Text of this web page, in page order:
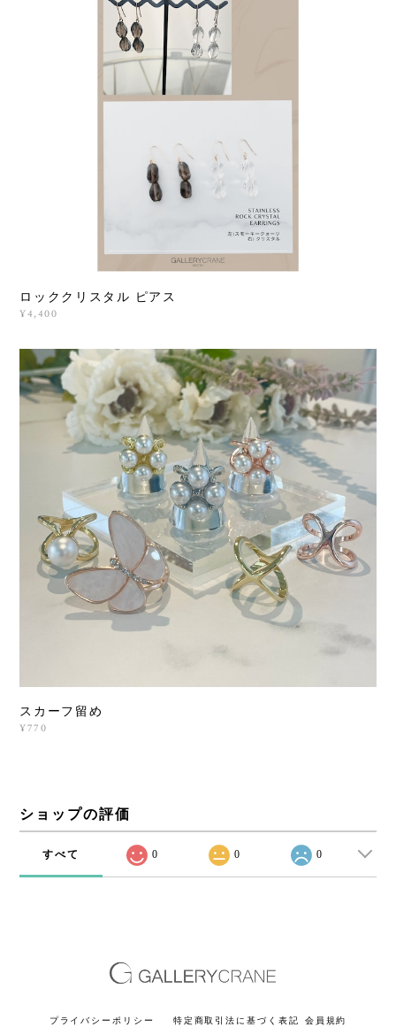
ロッククリスタル ピアス
¥4,400
スカーフ留め
¥770
ショップの評価
すべて 0 0 0
プライバシーポリシー 特定商取引法に基づく表記 会員規約